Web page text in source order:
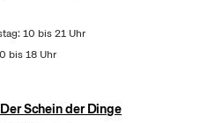
10 bis 21 Uhr
bis 18 Uhr
Schein der Dinge